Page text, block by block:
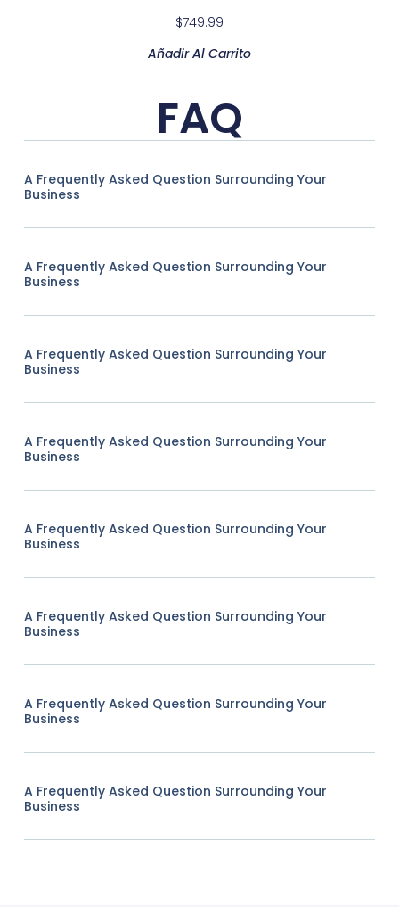
$749.99
Añadir Al Carrito
FAQ
A Frequently Asked Question Surrounding Your
Business
A Frequently Asked Question Surrounding Your
Business
A Frequently Asked Question Surrounding Your
Business
A Frequently Asked Question Surrounding Your
Business
A Frequently Asked Question Surrounding Your
Business
A Frequently Asked Question Surrounding Your
Business
A Frequently Asked Question Surrounding Your
Business
A Frequently Asked Question Surrounding Your
Business